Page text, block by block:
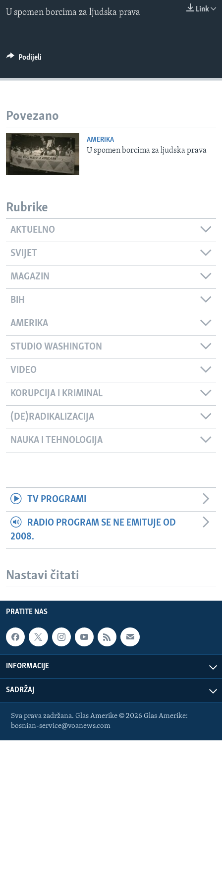
MAGAZIN
Learning English
PRATITE NAS
Jezici
Link
U spomen borcima za ljudska prava
Podijeli
Povezano
AMERIKA
U spomen borcima za ljudska prava
Rubrike
AKTUELNO
SVIJET
MAGAZIN
BIH
AMERIKA
STUDIO WASHINGTON
VIDEO
KORUPCIJA I KRIMINAL
(DE)RADIKALIZACIJA
NAUKA I TEHNOLOGIJA
TV PROGRAMI
RADIO PROGRAM SE NE EMITUJE OD
2008.
Nastavi čitati
PRATITE NAS
INFORMACIJE
SADRŽAJ
Sva prava zadržana. Glas Amerike © 2026 Glas Amerike:
bosnian-service@voanews.com